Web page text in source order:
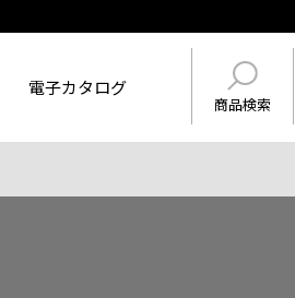
商品検索
電子カタログ